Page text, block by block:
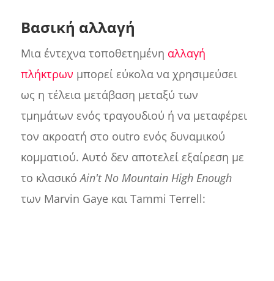
Βασική αλλαγή
Μια έντεχνα τοποθετημένη αλλαγή
πλήκτρων μπορεί εύκολα να χρησιμεύσει
ως η τέλεια μετάβαση μεταξύ των
τμημάτων ενός τραγουδιού ή να μεταφέρει
τον ακροατή στο outro ενός δυναμικού
κομματιού. Αυτό δεν αποτελεί εξαίρεση με
το κλασικόAin't No Mountain High Enough
των Marvin Gaye και Tammi Terrell: